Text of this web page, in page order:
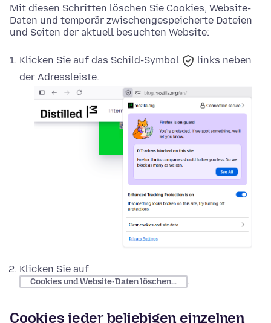
Mit diesen Schritten löschen Sie Cookies, Website-
Daten und temporär zwischengespeicherte Dateien
und Seiten der aktuell besuchten Website:
Klicken Sie auf das Schild-Symbol
links neben
der Adressleiste.
Klicken Sie auf
Cookies und Website-Daten löschen… .
Cookies jeder beliebigen einzelnen